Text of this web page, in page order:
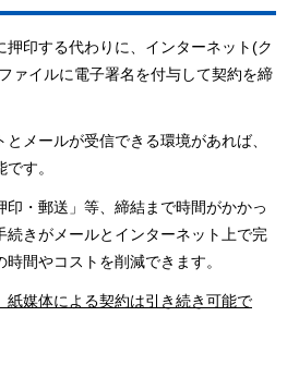
押印する代わりに、インターネット(ク
ァイルに電子署名を付与して契約を締
メールが受信できる環境があれば、
す。
・郵送」等、締結まで時間がかかっ
続きがメールとインターネット上で完
間やコストを削減できます。
紙媒体による契約は引き続き可能で